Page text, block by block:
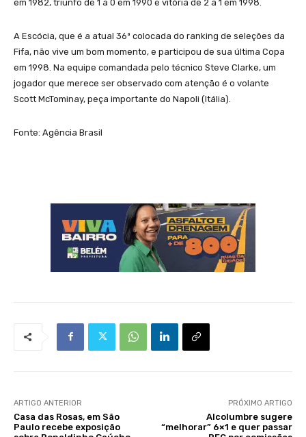
em 1982, triunfo de 1 a 0 em 1990 e vitória de 2 a 1 em 1998.
A Escócia, que é a atual 36ª colocada do ranking de seleções da
Fifa, não vive um bom momento, e participou de sua última Copa
em 1998. Na equipe comandada pelo técnico Steve Clarke, um
jogador que merece ser observado com atenção é o volante
Scott McTominay, peça importante do Napoli (Itália).
Fonte: Agência Brasil
ARTIGO ANTERIOR
Casa das Rosas, em São
Paulo recebe exposição
PRÓXIMO ARTIGO
Alcolumbre sugere
“melhorar” 6×1 e quer passar